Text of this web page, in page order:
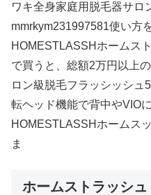
ワキ全身家庭用脱毛器サロ
mmrkym231997581使い方
HOMESTLASSHホームス
で買うと、総額2万円以上
ロン級脱毛フラッシッシュ
転ヘッド機能で背中やVIO
HOMESTLASSHホームス
ま
ホームストラッシ